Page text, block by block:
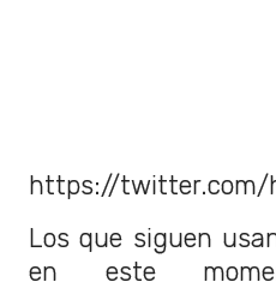
https://twitter.com/
Los que siguen
en este